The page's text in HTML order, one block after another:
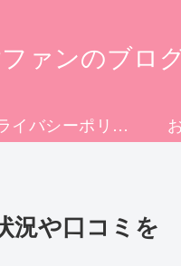
ァンのブロ
プライバシーポリシー
況や口コミを